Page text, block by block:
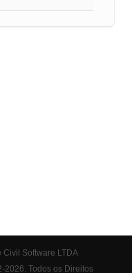
Civil Software LTDA
2026. Todos os Direitos